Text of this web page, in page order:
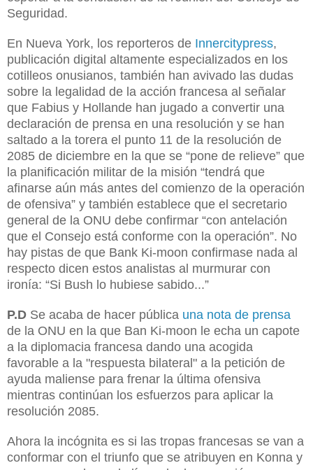
Seguridad.
En Nueva York, los reporteros de Innercitypress,
publicación digital altamente especializados en los
cotilleos onusianos, también han avivado las dudas
sobre la legalidad de la acción francesa al señalar
que Fabius y Hollande han jugado a convertir una
declaración de prensa en una resolución y se han
saltado a la torera el punto 11 de la resolución de
2085 de diciembre en la que se “pone de relieve” que
la planificación militar de la misión “tendrá que
afinarse aún más antes del comienzo de la operación
de ofensiva” y también establece que el secretario
general de la ONU debe confirmar “con antelación
que el Consejo está conforme con la operación”. No
hay pistas de que Bank Ki-moon confirmase nada al
respecto dicen estos analistas al murmurar con
ironía: “Si Bush lo hubiese sabido...”
P.D Se acaba de hacer pública una nota de prensa
de la ONU en la que Ban Ki-moon le echa un capote
a la diplomacia francesa dando una acogida
favorable a la "respuesta bilateral" a la petición de
ayuda maliense para frenar la última ofensiva
mientras continúan los esfuerzos para aplicar la
resolución 2085.
Ahora la incógnita es si las tropas francesas se van a
conformar con el triunfo que se atribuyen en Konna y